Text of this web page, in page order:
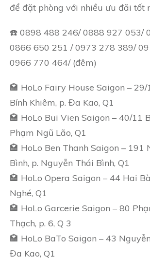
để đặt phòng với nhiều ưu đãi tốt
☎️ 0898 488 246/ 0888 927 053/
0866 650 251 / 0973 278 389/
0966 770 464/ (đêm)
🏩 HoLo Fairy House Saigon –
Bỉnh Khiêm, p. Đa Kao, Q1
🏩 HoLo Bui Vien Saigon – 40/11
Phạm Ngũ Lão, Q1
🏩 HoLo Ben Thanh Saigon – 191
Bình, p. Nguyễn Thái Bình, Q1
🏩 HoLo Opera Saigon – 44 Hai
Nghé, Q1
🏩 HoLo Garcerie Saigon – 80
Thạch, p. 6, Q 3
🏩 HoLo BaTo Saigon – 43
Đa Kao, Q1